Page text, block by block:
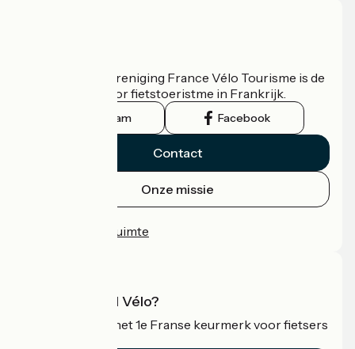
De nationale vereniging France Vélo Tourisme is de
officiële gids voor fietstoeristme in Frankrijk.
Instagram Facebook
Contact
Onze missie
Professionele ruimte
Wat is Accueil Vélo?
Accueil Vélo is het 1e Franse keurmerk voor fietsers